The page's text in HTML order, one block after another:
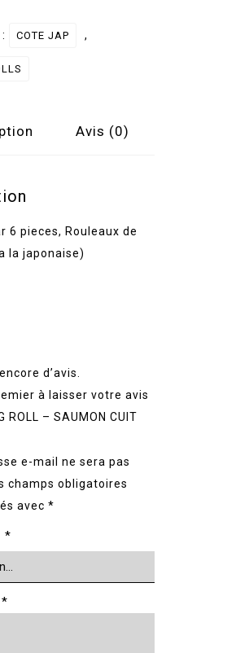
COTE JAP ,
Avis (0)
6 pieces, Rouleaux de
la japonaise)
d’avis.
à laisser votre avis
ROLL – SAUMON CUIT
e-mail ne sera pas
champs obligatoires
avec *
*
*